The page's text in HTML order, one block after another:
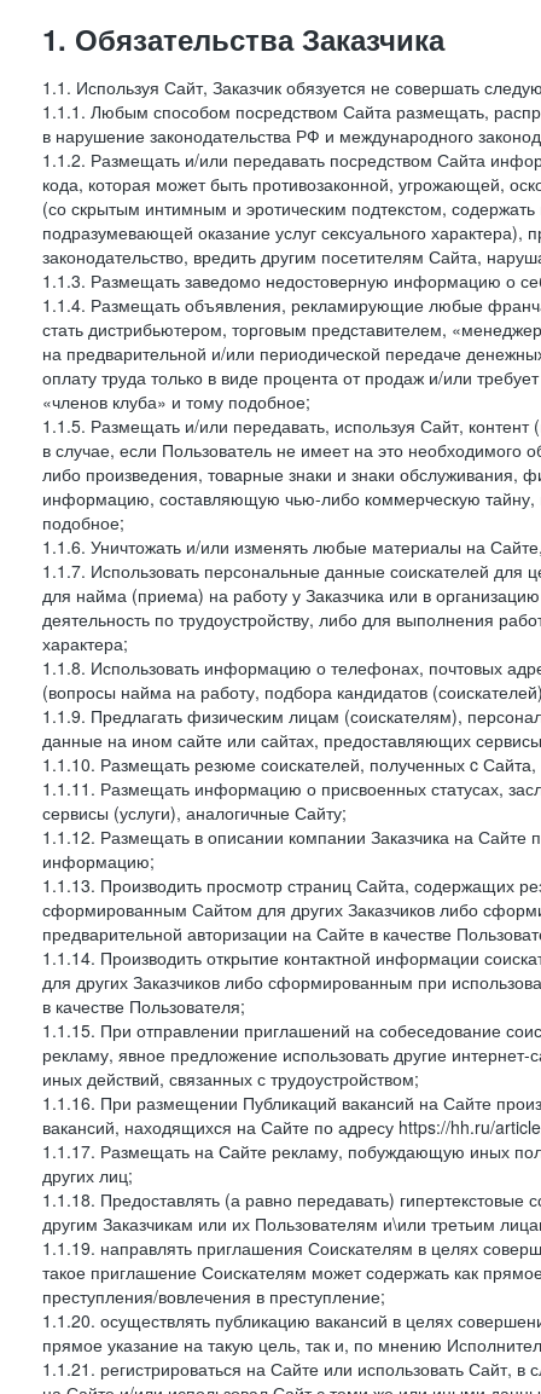
1. Обязательства Заказчика
1.1. Используя Сайт, Заказчик обязуется не совершать
1.1.1. Любым способом посредством Сайта размещать,
в нарушение законодательства РФ и международного
1.1.2. Размещать и/или передавать посредством Сайта
кода, которая может быть противозаконной, угрожающей,
(со скрытым интимным и эротическим подтекстом,
подразумевающей оказание услуг сексуального
законодательство, вредить другим посетителям Сайта,
1.1.3. Размещать заведомо недостоверную информацию о
1.1.4. Размещать объявления, рекламирующие любые
стать дистрибьютером, торговым представителем,
на предварительной и/или периодической передаче
оплату труда только в виде процента от продаж и/или
«членов клуба» и тому подобное;
1.1.5. Размещать и/или передавать, используя Сайт,
в случае, если Пользователь не имеет на это
либо произведения, товарные знаки и знаки
информацию, составляющую чью-либо коммерческую тайну,
подобное;
1.1.6. Уничтожать и/или изменять любые материалы на
1.1.7. Использовать персональные данные соискателей для
для найма (приема) на работу у Заказчика или в
деятельность по трудоустройству, либо для выполнения
характера;
1.1.8. Использовать информацию о телефонах, почтовых
(вопросы найма на работу, подбора кандидатов
1.1.9. Предлагать физическим лицам (соискателям),
данные на ином сайте или сайтах, предоставляющих
1.1.10. Размещать резюме соискателей, полученных c
1.1.11. Размещать информацию о присвоенных статусах,
сервисы (услуги), аналогичные Сайту;
1.1.12. Размещать в описании компании Заказчика на Сайте
информацию;
1.1.13. Производить просмотр страниц Сайта, содержащих
сформированным Сайтом для других Заказчиков либо
предварительной авторизации на Сайте в качестве
1.1.14. Производить открытие контактной информации
для других Заказчиков либо сформированным при
в качестве Пользователя;
1.1.15. При отправлении приглашений на собеседование
рекламу, явное предложение использовать другие
иных действий, связанных с трудоустройством;
1.1.16. При размещении Публикаций вакансий на Сайте
вакансий, находящихся на Сайте по адресу https://hh.ru/
1.1.17. Размещать на Сайте рекламу, побуждающую иных
других лиц;
1.1.18. Предоставлять (а равно передавать)
другим Заказчикам или их Пользователям и\или третьим
1.1.19. направлять приглашения Соискателям в целях
такое приглашение Соискателям может содержать как
преступления/вовлечения в преступление;
1.1.20. осуществлять публикацию вакансий в целях
прямое указание на такую цель, так и, по мнению
1.1.21. регистрироваться на Сайте или использовать Сайт,